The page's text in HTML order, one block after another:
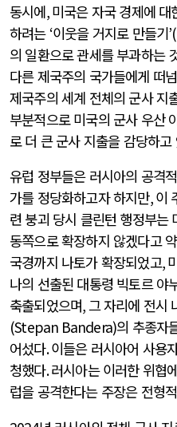
동시에,미국은 자국 경제에
하려는 ‘이웃을 거지로 만들기
의 일환으로 관세를 부과하는
다른 제국주의 국가들에게 떠
제국주의 세계 전체의 군사 지
부분적으로 미국의 군사 우산
로 더 큰 군사 지출을 감당하고
유럽 정부들은 러시아의 공격
가를 정당화하고자 하지만,이
련 붕괴 당시 클린턴 행정부는
동쪽으로 확장하지 않겠다고
국경까지 나토가 확장되었고,
나의 선출된 대통령 빅토르 야
축출되었으며,그 자리에 전시
(Stepan Bandera)의 추종자
어섰다.이들은 러시아어 사용
청했다.러시아는 이러한 위협
럽을 공격한다는 주장은 전형